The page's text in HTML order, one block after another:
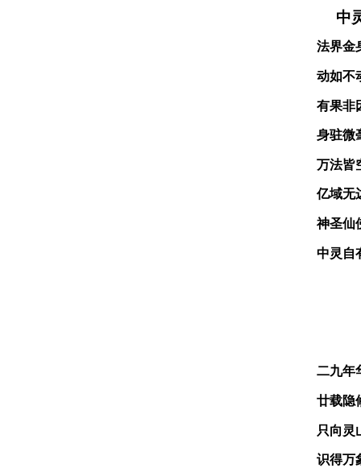
中
法界金
动如不
有果非
身驻微
万法皆
亿域无
神圣仙
中灵 自
二九年
廿载隐
只向灵
识得万